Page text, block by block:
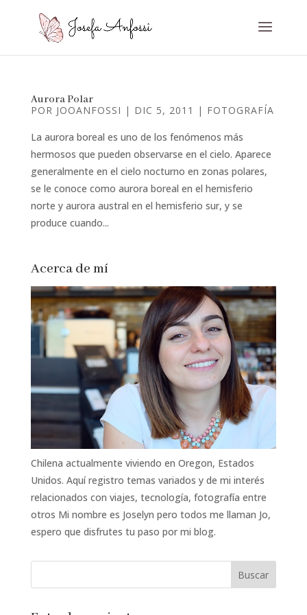
Aurora Polar
POR JOOANFOSSI | DIC 5, 2011 | FOTOGRAFÍA
La aurora boreal es uno de los fenómenos más
hermosos que pueden observarse en el cielo. Aparece
generalmente en el cielo nocturno en zonas polares,
se le conoce como aurora boreal en el hemisferio
norte y aurora austral en el hemisferio sur, y se
produce cuando...
Acerca de mí
Chilena actualmente viviendo en Oregon, Estados
Unidos. Aquí registro temas variados y de mi interés
relacionados con viajes, tecnología, fotografía entre
otros Mi nombre es Joselyn pero todos me llaman Jo,
espero que disfrutes tu paso por mi blog.